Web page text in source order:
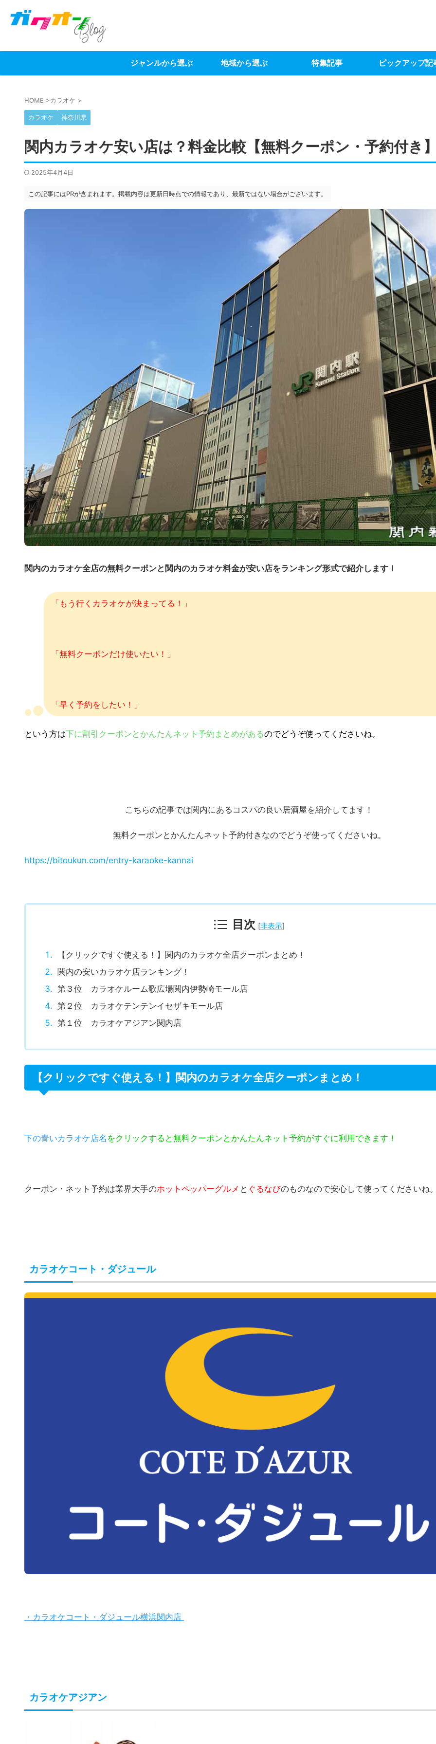
ジャンルから選ぶ 地域から選ぶ 特集記事 ピックアップ記
HOME >カラオケ >
カラオケ 神奈川県
関内カラオケ安い店は？料金比較【無料クーポン・予約付き
2025年4月4日
この記事にはPRが含まれます。掲載内容は更新日時点での情報であり、最新ではない場合がございます。
関内のカラオケ全店の無料クーポンと関内のカラオケ料金が安い店をランキング形式で紹介します！
「もう行くカラオケが決まってる！」
「無料クーポンだけ使いたい！」
「早く予約をしたい！」
という方は下に割引クーポンとかんたんネット予約まとめがあるのでどうぞ使ってくださいね。
こちらの記事では関内にあるコスパの良い居酒屋を紹介してます！
無料クーポンとかんたんネット予約付きなのでどうぞ使ってくださいね。
https://bitoukun.com/entry-karaoke-kannai
目次 [非表示]
【クリックですぐ使える！】関内のカラオケ全店クーポンまとめ！
関内の安いカラオケ店ランキング！
第３位 カラオケルーム歌広場関内伊勢崎モール店
第２位 カラオケテンテンイセザキモール店
第１位 カラオケアジアン関内店
【クリックですぐ使える！】関内のカラオケ全店クーポンまとめ！
下の青いカラオケ店名 をクリックすると無料クーポンとかんたんネット予約がすぐに利用できます！
クーポン・ネット予約は業界大手のホットペッパーグルメ と ぐるなびのものなので安心して使ってくださいね
カラオケコート・ダジュール
・カラオケコート・ダジュール横浜関内店
カラオケアジアン